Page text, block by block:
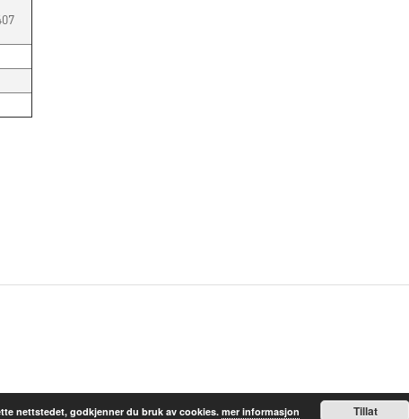
nettstedet, godkjenner du bruk av cookies.mer informasjon Tillat